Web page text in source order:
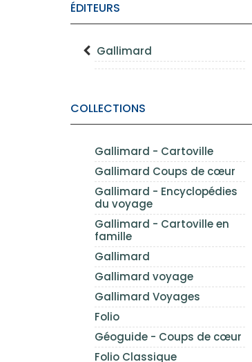
ÉDITEURS
Gallimard
COLLECTIONS
Gallimard - Cartoville
Gallimard Coups de cœur
Gallimard - Encyclopédies
du voyage
Gallimard - Cartoville en
famille
Gallimard
Gallimard voyage
Gallimard Voyages
Folio
Géoguide - Coups de cœur
Folio Classique